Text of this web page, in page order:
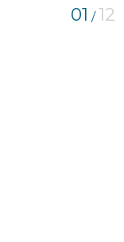
01 /12